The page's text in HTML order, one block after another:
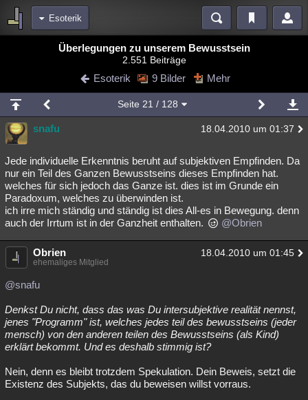
Esoterik
Blogs Videos
Chat Wiki Neuigkeiten
meine Rubriken
Menschen Mystery Kriminalfälle
Spiritualität Verschwörungen Technologie Ufologie
Natur Umfragen Unterhaltung
weitere Rubriken
Philosophie Träume Orte Esoterik Literatur
Astronomie Gaming Filme
Musik
Besucht Teilgenommen Alle Neue Geschlossen
Lesenswert Schlüsselwörter
Überlegungen zu unserem Bewusstsein
2.551 Beiträge
Esoterik 9 Bilder Mehr
Seite 21 / 128
snafu 18.04.2010 um 01:37
Jede individuelle Erkenntnis beruht auf subjektiven Empfinden. Da
nur ein Teil des Ganzen Bewusstseins dieses Empfinden hat.
welches für sich jedoch das Ganze ist. dies ist im Grunde ein
Paradoxum, welches zu überwinden ist.
ich irre mich ständig und ständig ist dies All-es in Bewegung. denn
auch der Irrtum ist in der Ganzheit enthalten.
@Obrien
Obrien 18.04.2010 um 01:45
ehemaliges Mitglied
@snafu
Denkst Du nicht, dass das was Du intersubjektive realität nennst,
jenes "Programm" ist, welches jedes teil des bewusstseins (jeder
mensch) von den anderen teilen des Bewusstseins (als Kind)
erklärt bekommt. Und es deshalb stimmig ist?
Nein, denn es bleibt trotzdem Spekulation. Dein Beweis, setzt die
Existenz des Subjekts, das du beweisen willst vorraus.